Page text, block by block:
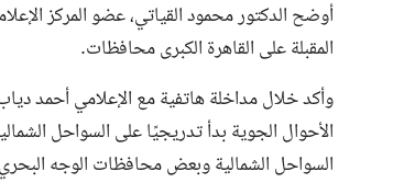
أوضح الدكتور محمود القياتي، عضو المركز
المقبلة على القاهرة الكبرى محافظات.
الأحوال الجوية بدأ تدريجيًا على السواحل
السواحل الشمالية وبعض محافظات الوجه